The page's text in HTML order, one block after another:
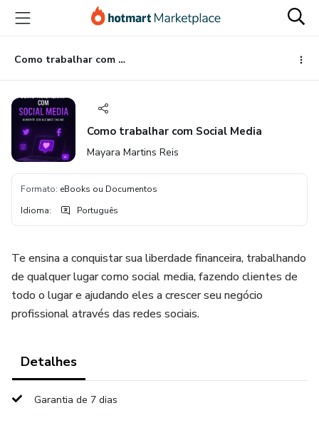
para
conteúdo
principal
para
pagamento
para
rodapé
Como trabalhar com Social Media
Como trabalhar com Social Media
Mayara Martins Reis
Formato: eBooks ou Documentos
Idioma: Português
Te ensina a conquistar sua liberdade financeira, trabalhando
de qualquer lugar como social media, fazendo clientes de
todo o lugar e ajudando eles a crescer seu negócio
profissional através das redes sociais.
Detalhes
Garantia de 7 dias